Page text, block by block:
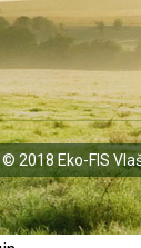
2018 Eko-FIS